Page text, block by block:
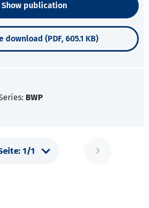
Show publication
download (PDF, 605.1 KB)
BWP